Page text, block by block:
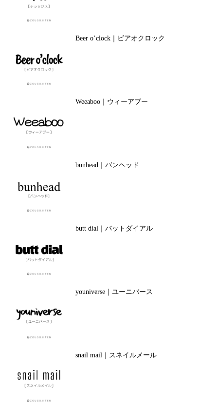
Beer o’clock｜ビアオクロック
Weeaboo｜ウィーアブー
bunhead｜バンヘッド
butt dial｜バットダイアル
youniverse｜ユーニバース
snail mail｜スネイルメール